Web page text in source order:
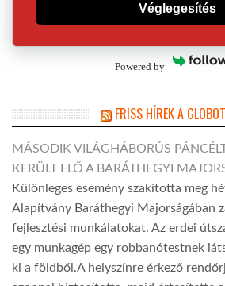
Véglegesítés
Powered by
FRISS HÍREK A
MÁSODIK VILÁGHÁBORÚS
KERÜLT ELŐ A BARÁTHEGYI
Különleges esemény szakította meg
Alapítvány Baráthegyi Majorságában
fejlesztési munkálatokat. Az erdei
egy munkagép egy robbanótestnek
ki a földből.A helyszínre érkező